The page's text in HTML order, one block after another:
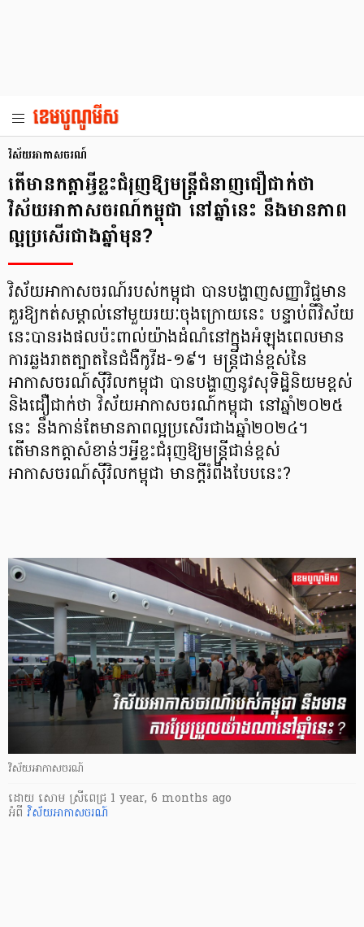
វិស័យអាកាសចរណ៍
តើមានកត្តាអ្វីខ្លះជំរុញឱ្យមន្រ្តីជំនាញជឿជាក់ថា
វិស័យអាកាសចរណ៍កម្ពុជា នៅឆ្នាំនេះ នឹងមានភាព
ល្អប្រសើរជាងឆ្នាំមុន?
វិស័យអាកាសចរណ៍របស់កម្ពុជា បានបង្ហាញសញ្ញាវិជ្ជមាន
គួរឱ្យកត់សម្គាល់នៅមួយរយៈចុងក្រោយនេះ បន្ទាប់ពីវិស័យ
នេះបានរងផលប៉ះពាល់យ៉ាងដំណំនៅក្នុងអំឡុងពេលមាន
ការឆ្លងរាតត្បាតនៃជំងឺកូវីដ-១៩។ មន្ត្រីជាន់ខ្ពស់នៃ
អាកាសចរណ៍ស៊ីវិលកម្ពុជា បានបង្ហាញនូវសុទិដ្ឋិនិយមខ្ពស់
និងជឿជាក់ថា វិស័យអាកាសចរណ៍កម្ពុជា នៅឆ្នាំ២០២៥
នេះ នឹងកាន់តែមានភាពល្អប្រសើរជាងឆ្នាំ២០២៤។
តើមានកត្តាសំខាន់ៗអ្វីខ្លះជំរុញឱ្យមន្ត្រីជាន់ខ្ពស់
អាកាសចរណ៍ស៊ីវិលកម្ពុជា មានក្តីរំពឹងបែបនេះ?
វិស័យអាកាសចរណ៍
ដោយ សោម ស្រីពេជ្រ 1 year, 6 months ago
អំពី វិស័យអាកាសចរណ៍